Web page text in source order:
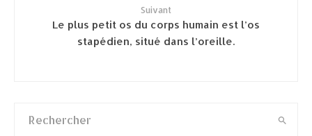
Suivant
Le plus petit os du corps humain est l’os
stapédien, situé dans l’oreille.